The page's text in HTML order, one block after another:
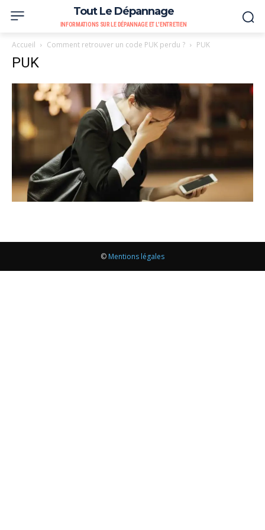
Tout Le Dépannage
INFORMATIONS SUR LE DÉPANNAGE ET L'ENTRETIEN
Accueil Comment retrouver un code PUK perdu ? PUK
PUK
© Mentions légales